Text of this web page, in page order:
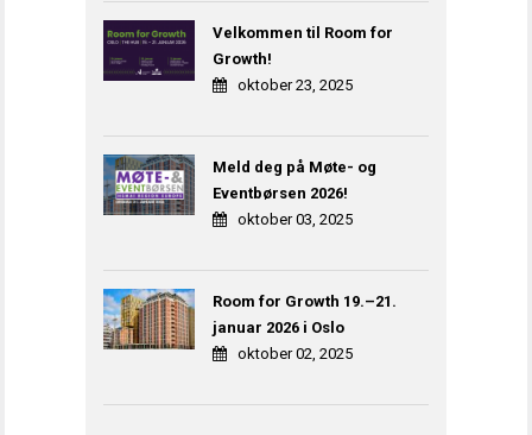
Velkommen til Room for
Growth!
oktober 23, 2025
Meld deg på Møte- og
Eventbørsen 2026!
oktober 03, 2025
Room for Growth 19.–21.
januar 2026 i Oslo
oktober 02, 2025